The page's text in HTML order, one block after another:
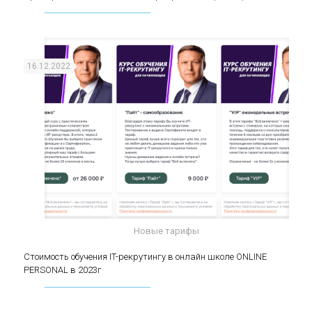
Стоимость обучения IT-рекрутингу в онлайн
Новые тарифы
16.12.2022
Стоимость обучения IT-рекрутингу в онлайн школе ONLINE
PERSONAL в 2023г